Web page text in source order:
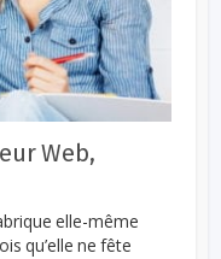
Web,
elle-même
qu’elle ne fête